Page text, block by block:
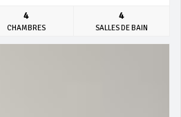
4
CHAMBRES
4
SALLES DE BAIN